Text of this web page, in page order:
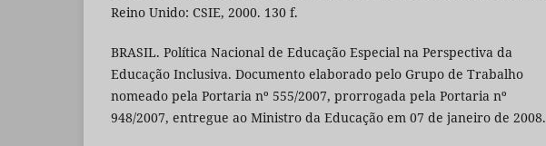
Reino Unido: CSIE, 2000. 130 f.
BRASIL. Política Nacional de Educação Especial na Perspectiva da
Educação Inclusiva. Documento elaborado pelo Grupo de Trabalho
nomeado pela Portaria nº 555/2007, prorrogada pela Portaria nº
948/2007, entregue ao Ministro da Educação em 07 de janeiro de 2008.